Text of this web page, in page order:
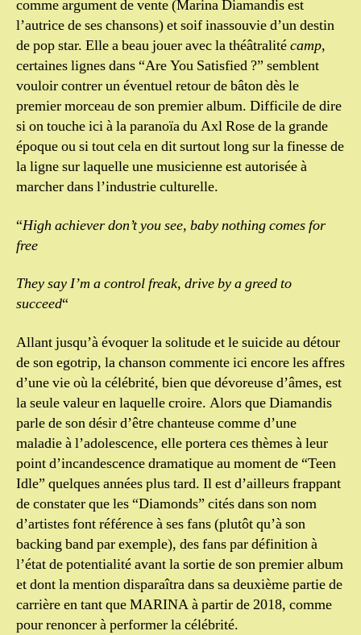
comme argument de vente (Marina Diamandis est
l’autrice de ses chansons) et soif inassouvie d’un destin
de pop star. Elle a beau jouer avec la théâtralitécamp,
certaines lignes dans “Are You Satisfied ?” semblent
vouloir contrer un éventuel retour de bâton dès le
premier morceau de son premier album. Difficile de dire
si on touche ici à la paranoïa du Axl Rose de la grande
époque ou si tout cela en dit surtout long sur la finesse de
la ligne sur laquelle une musicienne est autorisée à
marcher dans l’industrie culturelle.
“High achiever don’t you see, baby nothing comes for
free
They say I’m a control freak, drive by a greed to
succeed“
Allant jusqu’à évoquer la solitude et le suicide au détour
de son egotrip, la chanson commente ici encore les affres
d’une vie où la célébrité, bien que dévoreuse d’âmes, est
la seule valeur en laquelle croire. Alors que Diamandis
parle de son désir d’être chanteuse comme d’une
maladie à l’adolescence, elle portera ces thèmes à leur
point d’incandescence dramatique au moment de “Teen
Idle” quelques années plus tard. Il est d’ailleurs frappant
de constater que les “Diamonds” cités dans son nom
d’artistes font référence à ses fans (plutôt qu’à son
backing band par exemple), des fans par définition à
l’état de potentialité avant la sortie de son premier album
et dont la mention disparaîtra dans sa deuxième partie de
carrière en tant que MARINA à partir de 2018, comme
pour renoncer à performer la célébrité.